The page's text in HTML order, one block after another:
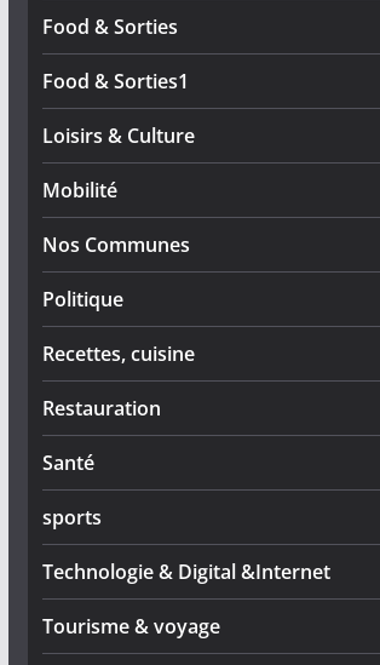
Food & Sorties
Food & Sorties1
Loisirs & Culture
Mobilité
Nos Communes
Politique
Recettes, cuisine
Restauration
Santé
sports
Technologie & Digital &Internet
Tourisme & voyage